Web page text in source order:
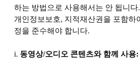
하는 방법으로 사용해서는 안 됩니
개인정보보호, 지적재산권을 포함하
정을 준수해야 합니다.
i. 동영상/오디오 콘텐츠와 함께 사용: